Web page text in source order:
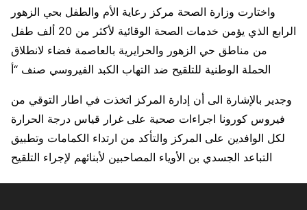
واختارت وزارة الصحة مركز رعاية الأم والطفل بحي الزهور
الرابع الذي يؤمن خدمات الصحة الوقائية لأكثر من 20 ألف طفل
من مناطق حي الزهور والحرايرية بالعاصمة فضاء لانطلاق
الحملة الوطنية للتلقيح ضد التهاب الكبد الفيروسي صنف “أ
وجدير بالإشارة الى أن إدارة المركز اتخذت في اطار التوقي من
فيروس كورونا اجراءات صحية على غرار قياس درجة الحرارة
لكل الوافدين على المركز والتأكد من ارتداء الكمامات وتطبيق
التباعد الجسدي بن الأوياء المصاحبين لأبنائهم لإجراء التلقيح